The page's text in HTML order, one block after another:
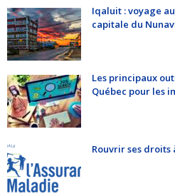
Iqaluit : voyage
capitale du
Les principaux
Québec pour les
Rouvrir ses droits